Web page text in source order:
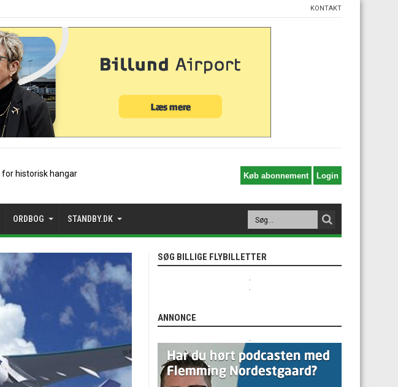
KONTAKT
ORDBOG STANDBY.DK
SØG BILLIGE FLYBILLETTER
ANNONCE